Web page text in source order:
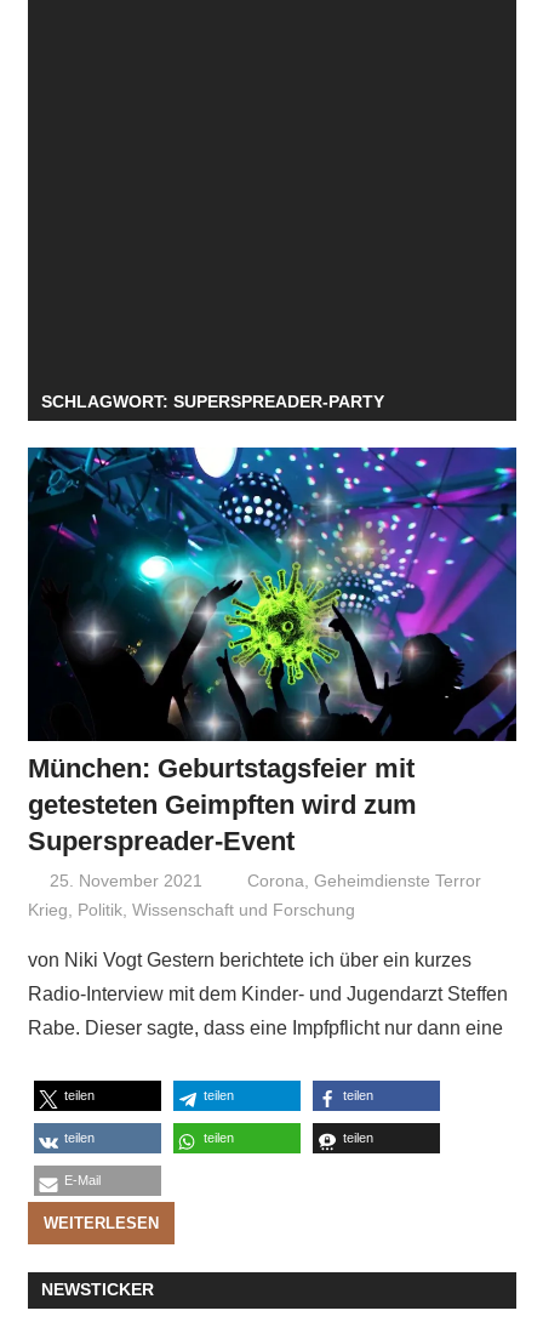
SCHLAGWORT: SUPERSPREADER-PARTY
München: Geburtstagsfeier mit
getesteten Geimpften wird zum
Superspreader-Event
25. November 2021 Niki Vogt
Corona,Geheimdienste Terror
Krieg, Politik, Wissenschaft und Forschung
von Niki Vogt Gestern berichtete ich über ein kurzes
Radio-Interview mit dem Kinder- und Jugendarzt Steffen
Rabe. Dieser sagte, dass eine Impfpflicht nur dann eine
teilen teilen teilen
teilen teilen teilen
E-Mail
WEITERLESEN
NEWSTICKER